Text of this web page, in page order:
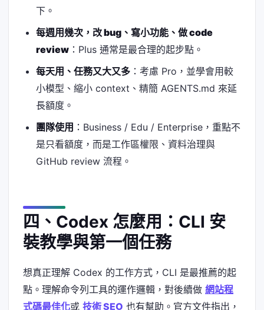
下。
每週用幾次，改 bug、寫小功能、做 code
review：Plus 通常是最合理的起步點。
每天用、任務又大又多：考慮 Pro，並學會用較
小模型、縮小 context、精簡 AGENTS.md 來延
長額度。
團隊使用 ：Business / Edu / Enterprise，重點不
是只看額度，而是工作區權限、資料治理與
GitHub review 流程。
四、Codex 怎麼用：CLI 安
裝教學與第一個任務
想真正理解 Codex 的工作方式，CLI 是最推薦的起
點。理解命令列工具的運作邏輯，對後續做 網站程
式碼最佳化或 技術 SEO 也有幫助。官方文件指出，